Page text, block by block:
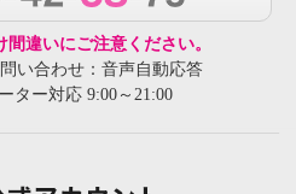
違いにご注意ください。
い合わせ：音声自動応答
ター対応 9:00～21:00